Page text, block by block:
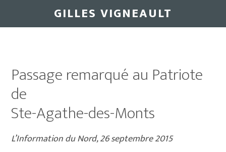
main
primary
GILLES VIGNEAULT
Passage remarqué au Patriote
de
Ste-Agathe-des-Monts
L’Information du Nord, 26 septembre 2015